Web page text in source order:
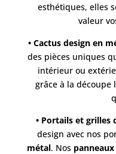
esthétiques, elles
valeur
• Cactus design en
des pièces uniques
intérieur ou
grâce à la découpe
• Portails et grilles
design avec nos
métal. Nos